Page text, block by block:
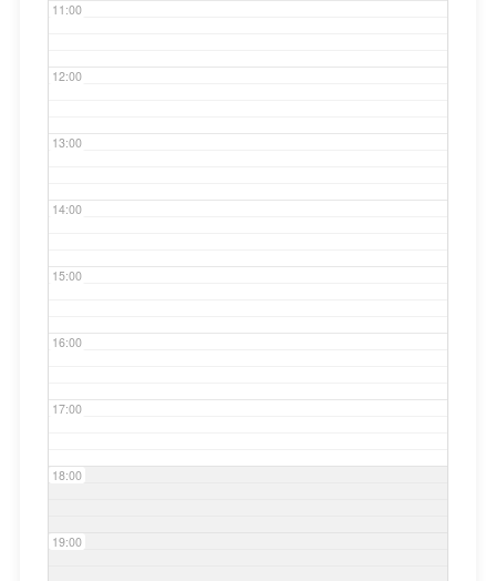
11:00
12:00
13:00
14:00
15:00
16:00
17:00
18:00
19:00